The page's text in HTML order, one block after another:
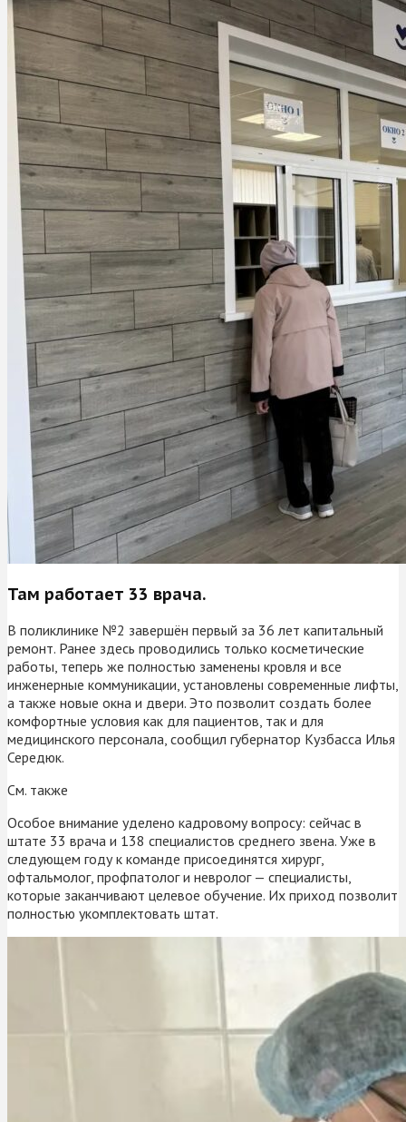
Там работает 33 врача.
В поликлинике №2 завершён первый за 36 лет капитальный
ремонт. Ранее здесь проводились только косметические
работы, теперь же полностью заменены кровля и все
инженерные коммуникации, установлены современные лифты,
а также новые окна и двери. Это позволит создать более
комфортные условия как для пациентов, так и для
медицинского персонала, сообщил губернатор Кузбасса Илья
Середюк.
См. также
Особое внимание уделено кадровому вопросу: сейчас в
штате 33 врача и 138 специалистов среднего звена. Уже в
следующем году к команде присоединятся хирург,
офтальмолог, профпатолог и невролог — специалисты,
которые заканчивают целевое обучение. Их приход позволит
полностью укомплектовать штат.